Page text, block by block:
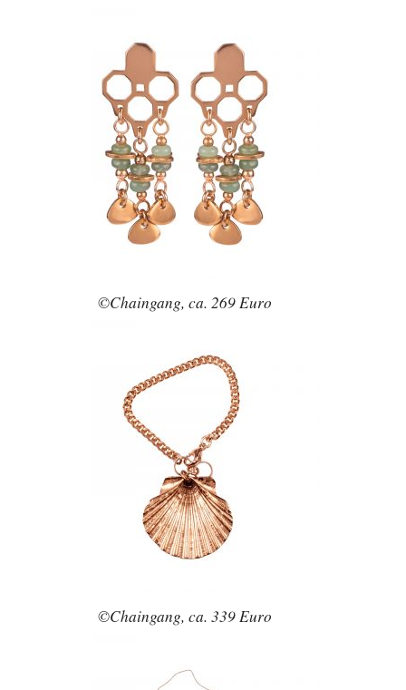
©Chaingang, ca. 269 Euro
©Chaingang, ca. 339 Euro